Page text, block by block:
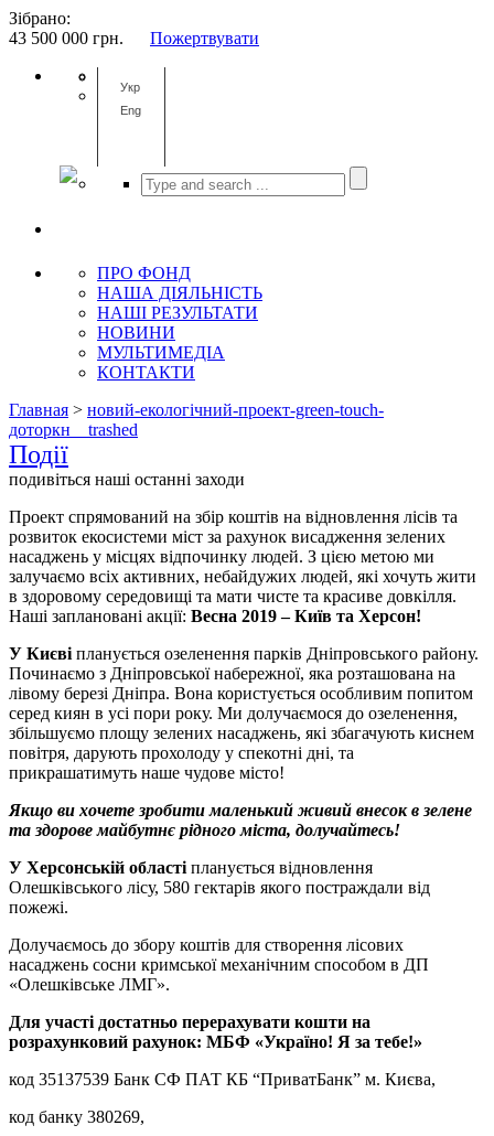
Зібрано:
43 500 000 грн. Пожертвувати
Укр
Eng
ПРО ФОНД
НАША ДІЯЛЬНІСТЬ
НАШІ РЕЗУЛЬТАТИ
НОВИНИ
МУЛЬТИМЕДІА
КОНТАКТИ
Главная > новий-екологічний-проект-green-touch-
доторкн__trashed
Події
подивіться наші останні заходи
Проект спрямований на збір коштів на відновлення лісів та
розвиток екосистеми міст за рахунок висадження зелених
насаджень у місцях відпочинку людей. З цією метою ми
залучаємо всіх активних, небайдужих людей, які хочуть жити
в здоровому середовищі та мати чисте та красиве довкілля.
Наші заплановані акції: Весна 2019 – Київ та Херсон!
У Києві планується озеленення парків Дніпровського району.
Починаємо з Дніпровської набережної, яка розташована на
лівому березі Дніпра. Вона користується особливим попитом
серед киян в усі пори року. Ми долучаємося до озеленення,
збільшуємо площу зелених насаджень, які збагачують киснем
повітря, дарують прохолоду у спекотні дні, та
прикрашатимуть наше чудове місто!
Якщо ви хочете зробити маленький живий внесок в зелене
та здорове майбутнє рідного міста, долучайтесь!
У Херсонській області планується відновлення
Олешківського лісу, 580 гектарів якого постраждали від
пожежі.
Долучаємось до збору коштів для створення лісових
насаджень сосни кримської механічним способом в ДП
«Олешківське ЛМГ».
Для участі достатньо перерахувати кошти на
розрахунковий рахунок: МБФ «Україно! Я за тебе!»
код 35137539 Банк СФ ПАТ КБ “ПриватБанк” м. Києва,
код банку 380269,